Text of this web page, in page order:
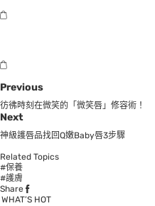
Previous
彷彿時刻在微笑的「微笑唇」修容術！
Next
神級護唇品找回Q嫩Baby唇3步驟
Related Topics
#保養
#護膚
Share
WHAT’S HOT